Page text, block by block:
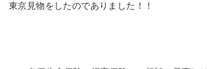
東京見物をしたのでありました！！